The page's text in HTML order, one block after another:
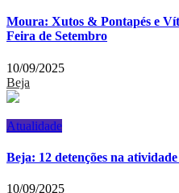
Moura: Xutos & Pontapés e
Feira de Setembro
10/09/2025
Beja
Atualidade
Beja: 12 detenções na
10/09/2025